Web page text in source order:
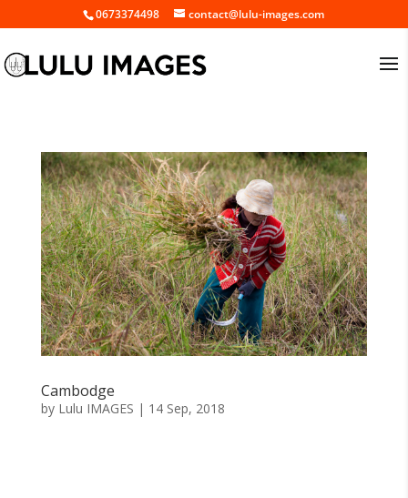
0673374498 contact@lulu-images.com
Cambodge
by Lulu IMAGES | 14 Sep, 2018